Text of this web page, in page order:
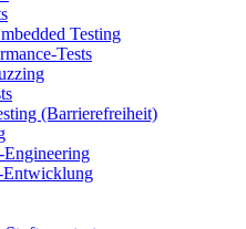
Testing
Tests
(Barrierefreiheit)
Engineering